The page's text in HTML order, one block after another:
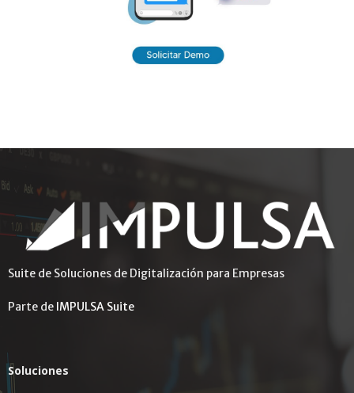
Suite de Soluciones de Digitalización para Empresas
Parte de IMPULSA Suite
Soluciones